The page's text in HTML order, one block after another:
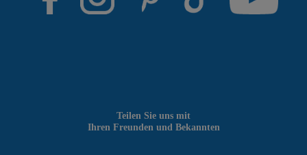
Teilen Sie uns mit
Ihren Freunden und Bekannten